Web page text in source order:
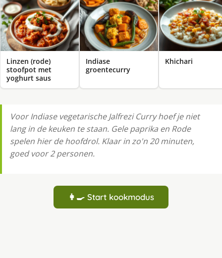
Linzen (rode)
stoofpot met
yoghurt saus
Indiase
groentecurry
Khichari
Voor Indiase vegetarische Jalfrezi Curry hoef je niet
lang in de keuken te staan. Gele paprika en Rode
spelen hier de hoofdrol. Klaar in zo'n 20 minuten,
goed voor 2 personen.
👩‍🍳 Start kookmodus